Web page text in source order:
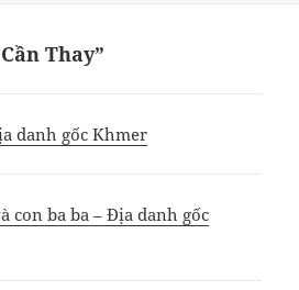
Thay”
danh gốc Khmer
con ba ba – Địa danh gốc